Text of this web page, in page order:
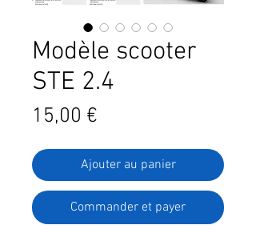
Modèle scooter
STE 2.4
15,00 €
Ajouter au panier
Commander et payer